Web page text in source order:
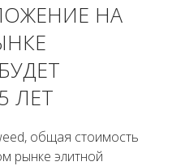
НА
ЛЕТ
общая стоимость
рынке элитной